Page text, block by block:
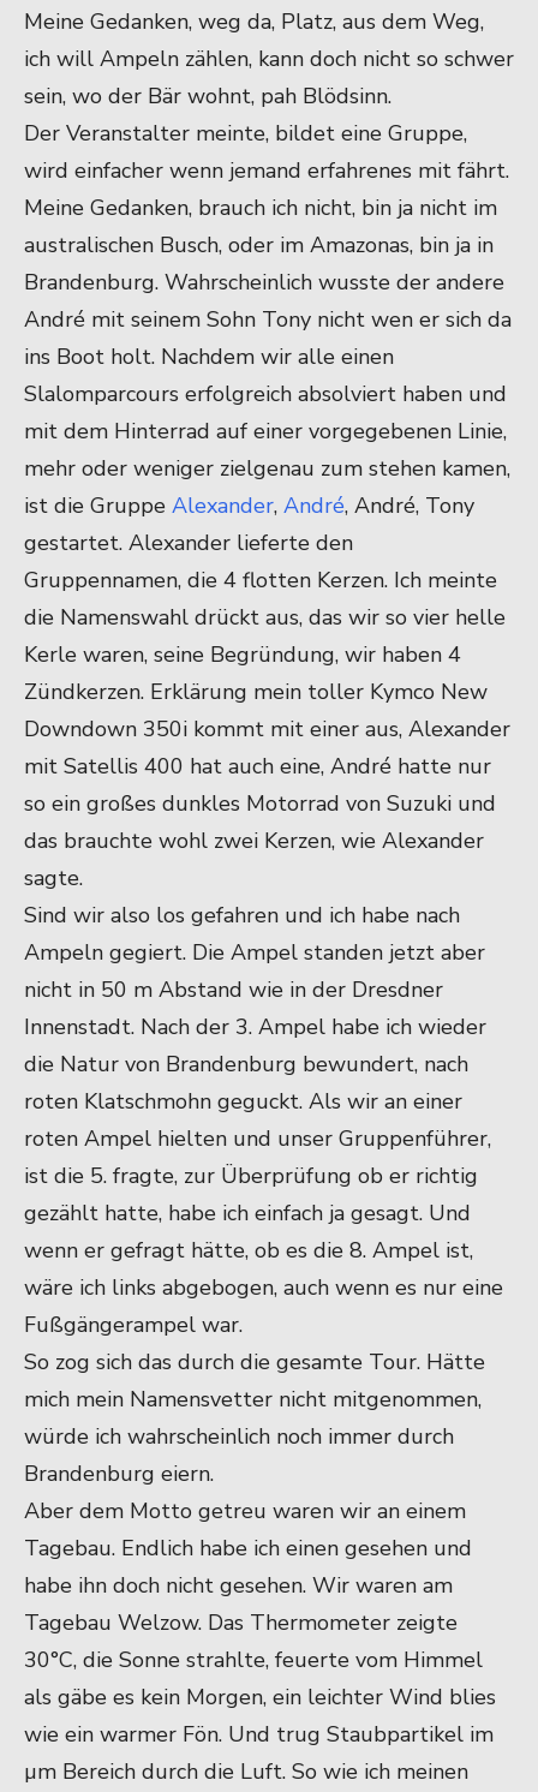
Meine Gedanken, weg da, Platz, aus dem Weg,
ich will Ampeln zählen, kann doch nicht so schwer
sein, wo der Bär wohnt, pah Blödsinn.
Der Veranstalter meinte, bildet eine Gruppe,
wird einfacher wenn jemand erfahrenes mit fährt.
Meine Gedanken, brauch ich nicht, bin ja nicht im
australischen Busch, oder im Amazonas, bin ja in
Brandenburg. Wahrscheinlich wusste der andere
André mit seinem Sohn Tony nicht wen er sich da
ins Boot holt. Nachdem wir alle einen
Slalomparcours erfolgreich absolviert haben und
mit dem Hinterrad auf einer vorgegebenen Linie,
mehr oder weniger zielgenau zum stehen kamen,
ist die Gruppe Alexander, André, André, Tony
gestartet. Alexander lieferte den
Gruppennamen, die 4 flotten Kerzen. Ich meinte
die Namenswahl drückt aus, das wir so vier helle
Kerle waren, seine Begründung, wir haben 4
Zündkerzen. Erklärung mein toller Kymco New
Downdown 350i kommt mit einer aus, Alexander
mit Satellis 400 hat auch eine, André hatte nur
so ein großes dunkles Motorrad von Suzuki und
das brauchte wohl zwei Kerzen, wie Alexander
sagte.
Sind wir also los gefahren und ich habe nach
Ampeln gegiert. Die Ampel standen jetzt aber
nicht in 50 m Abstand wie in der Dresdner
Innenstadt. Nach der 3. Ampel habe ich wieder
die Natur von Brandenburg bewundert, nach
roten Klatschmohn geguckt. Als wir an einer
roten Ampel hielten und unser Gruppenführer,
ist die 5. fragte, zur Überprüfung ob er richtig
gezählt hatte, habe ich einfach ja gesagt. Und
wenn er gefragt hätte, ob es die 8. Ampel ist,
wäre ich links abgebogen, auch wenn es nur eine
Fußgängerampel war.
So zog sich das durch die gesamte Tour. Hätte
mich mein Namensvetter nicht mitgenommen,
würde ich wahrscheinlich noch immer durch
Brandenburg eiern.
Aber dem Motto getreu waren wir an einem
Tagebau. Endlich habe ich einen gesehen und
habe ihn doch nicht gesehen. Wir waren am
Tagebau Welzow. Das Thermometer zeigte
30°C, die Sonne strahlte, feuerte vom Himmel
als gäbe es kein Morgen, ein leichter Wind blies
wie ein warmer Fön. Und trug Staubpartikel im
µm Bereich durch die Luft. So wie ich meinen